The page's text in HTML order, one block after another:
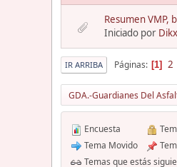
Resumen VMP,
Iniciado por
IR ARRIBA Páginas 1 2
GDA.-Guardianes Del
Encuesta
Tema Movido
Temas que estás